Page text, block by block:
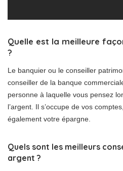
Quelle est la meilleure
?
Le banquier ou le conseiller
conseiller de la banque
personne à laquelle vous pensez
l’argent. Il s’occupe de vos
également votre épargne.
Quels sont les meilleurs
argent ?